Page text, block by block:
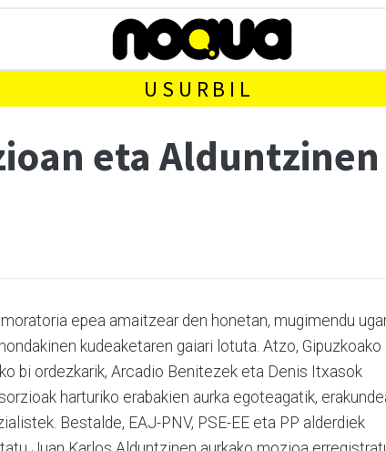
USURBIL
eta
epea amaitzear den honetan, mugimendu
kudeaketaren gaiari lotuta. Atzo, Gipuzkoako
bi ordezkarik, Arcadio Benitezek eta Denis Itxasok
harturiko erabakien aurka egoteagatik,
Bestalde, EAJ-PNV, PSE-EE eta PP alderdiek